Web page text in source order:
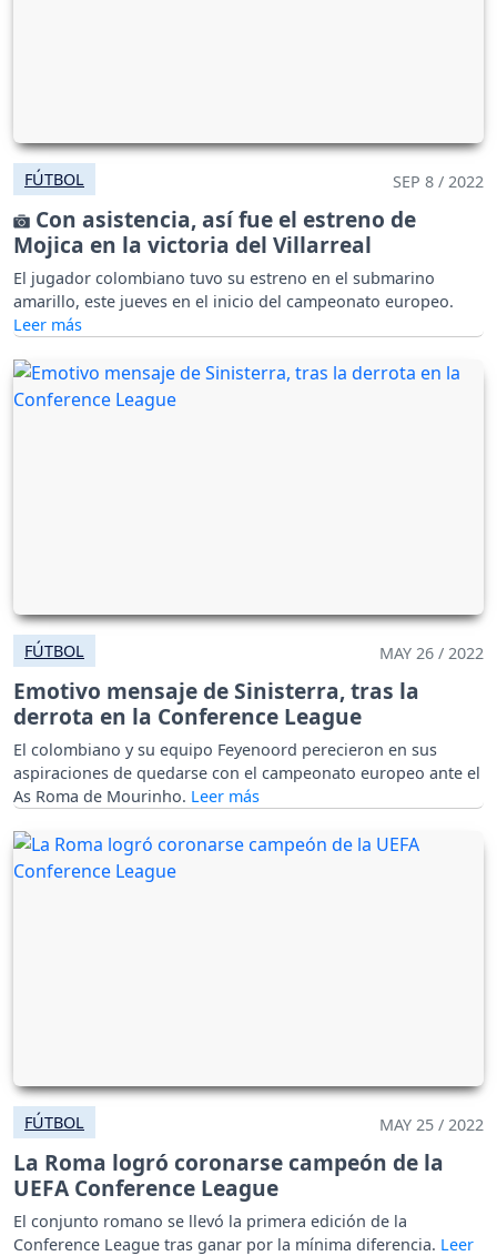
FÚTBOL SEP 8 / 2022
Con asistencia, así fue el estreno de
Mojica en la victoria del Villarreal
El jugador colombiano tuvo su estreno en el submarino
amarillo, este jueves en el inicio del campeonato europeo.
FÚTBOL MAY 26 / 2022
Emotivo mensaje de Sinisterra, tras la
derrota en la Conference League
El colombiano y su equipo Feyenoord perecieron en sus
aspiraciones de quedarse con el campeonato europeo ante el
As Roma de Mourinho.
FÚTBOL MAY 25 / 2022
La Roma logró coronarse campeón de la
UEFA Conference League
El conjunto romano se llevó la primera edición de la
Conference League tras ganar por la mínima diferencia.